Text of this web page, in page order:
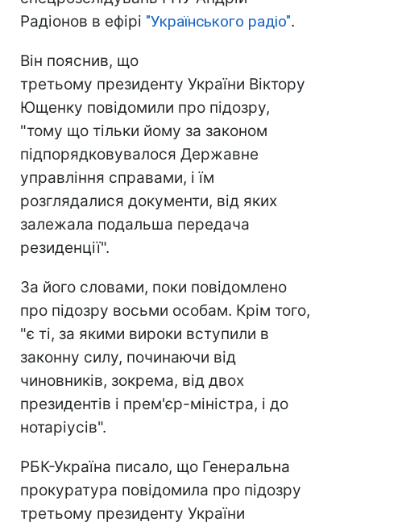
Радіонов в ефірі "Українського радіо".
Він пояснив, що
третьому президенту України Віктору
Ющенку повідомили про підозру,
"тому що тільки йому за законом
підпорядковувалося Державне
управління справами, і їм
розглядалися документи, від яких
залежала подальша передача
резиденції".
За його словами, поки повідомлено
про підозру восьми особам. Крім того,
"є ті, за якими вироки вступили в
законну силу, починаючи від
чиновників, зокрема, від двох
президентів і прем'єр-міністра, і до
нотаріусів".
РБК-Україна писало, що Генеральна
прокуратура повідомила про підозру
третьому президенту України